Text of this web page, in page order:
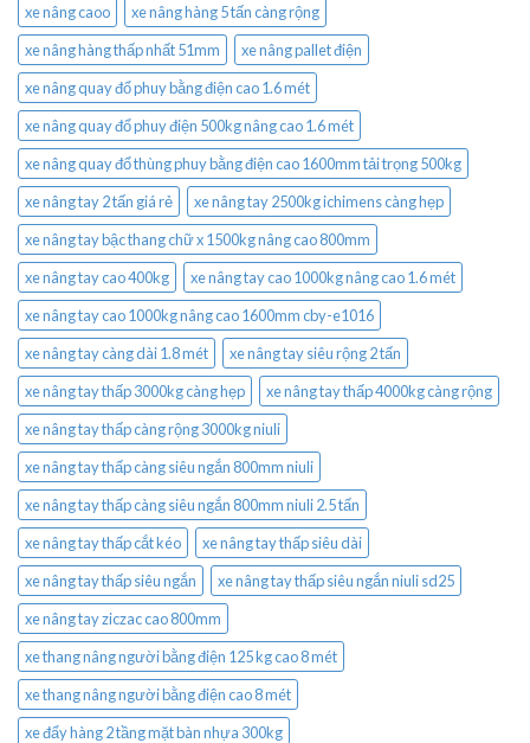
xe nâng caoo
xe nâng hàng 5 tấn càng rộng
xe nâng hàng thấp nhất 51mm
xe nâng pallet điện
xe nâng quay đổ phuy bằng điện cao 1.6 mét
xe nâng quay đổ phuy điện 500kg nâng cao 1.6 mét
xe nâng quay đổ thùng phuy bằng điện cao 1600mm tải trọng 500kg
xe nâng tay 2 tấn giá rẻ
xe nâng tay 2500kg ichimens càng hẹp
xe nâng tay bậc thang chữ x 1500kg nâng cao 800mm
xe nâng tay cao 400kg
xe nâng tay cao 1000kg nâng cao 1.6 mét
xe nâng tay cao 1000kg nâng cao 1600mm cby-e1016
xe nâng tay càng dài 1.8 mét
xe nâng tay siêu rộng 2 tấn
xe nâng tay thấp 3000kg càng hẹp
xe nâng tay thấp 4000kg càng rộng
xe nâng tay thấp càng rộng 3000kg niuli
xe nâng tay thấp càng siêu ngắn 800mm niuli
xe nâng tay thấp càng siêu ngắn 800mm niuli 2.5 tấn
xe nâng tay thấp cắt kéo
xe nâng tay thấp siêu dài
xe nâng tay thấp siêu ngắn
xe nâng tay thấp siêu ngắn niuli sd25
xe nâng tay ziczac cao 800mm
xe thang nâng người bằng điện 125 kg cao 8 mét
xe thang nâng người bằng điện cao 8 mét
xe đẩy hàng 2 tầng mặt bàn nhựa 300kg